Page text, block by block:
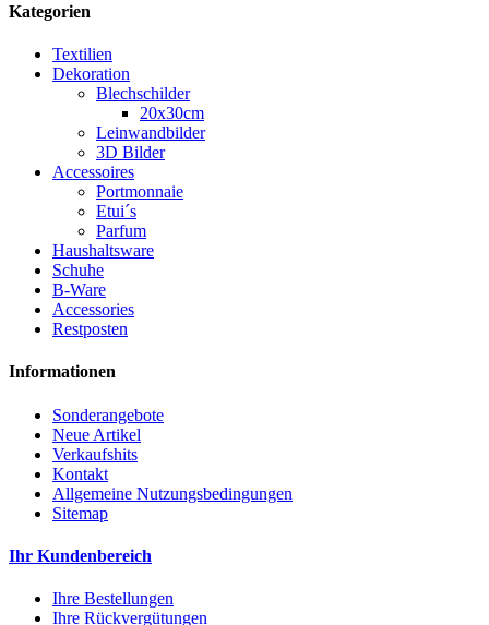
Kategorien
Textilien
Dekoration
Blechschilder
20x30cm
Leinwandbilder
3D Bilder
Accessoires
Portmonnaie
Etui´s
Parfum
Haushaltsware
Schuhe
B-Ware
Accessories
Restposten
Informationen
Sonderangebote
Neue Artikel
Verkaufshits
Kontakt
Allgemeine Nutzungsbedingungen
Sitemap
Ihr Kundenbereich
Ihre Bestellungen
Ihre Rückvergütungen